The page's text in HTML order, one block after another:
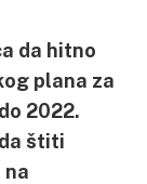
da hitno
plana za
2022.
štiti
na